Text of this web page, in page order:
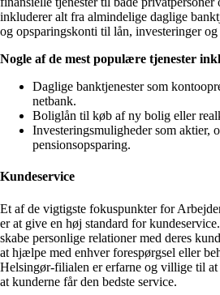
inkluderer alt fra almindelige daglige
og opsparingskonti til lån, investeringer
Nogle af de mest populære tjenester
Daglige banktjenester som
netbank.
Boliglån til køb af ny bolig eller
Investeringsmuligheder som aktier,
pensionsopsparing.
Kundeservice
Et af de vigtigste fokuspunkter for
er at give en høj standard for
skabe personlige relationer med deres
at hjælpe med enhver forespørgsel eller
Helsingør-filialen er erfarne og villige til at
at kunderne får den bedste service.